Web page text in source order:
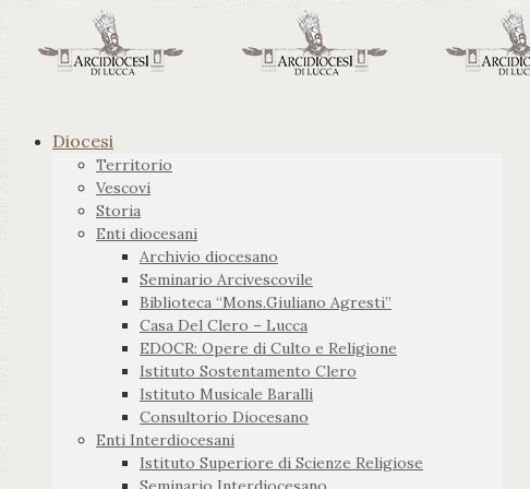
Diocesi
Territorio
Vescovi
Storia
Enti diocesani
Archivio diocesano
Seminario Arcivescovile
Biblioteca “Mons.Giuliano Agresti”
Casa Del Clero – Lucca
EDOCR: Opere di Culto e Religione
Istituto Sostentamento Clero
Istituto Musicale Baralli
Consultorio Diocesano
Enti Interdiocesani
Istituto Superiore di Scienze Religiose